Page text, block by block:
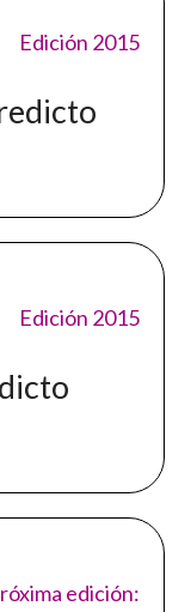
Edición 2015
Edición 2015
edición: